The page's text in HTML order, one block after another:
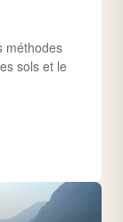
méthodes
sols et le